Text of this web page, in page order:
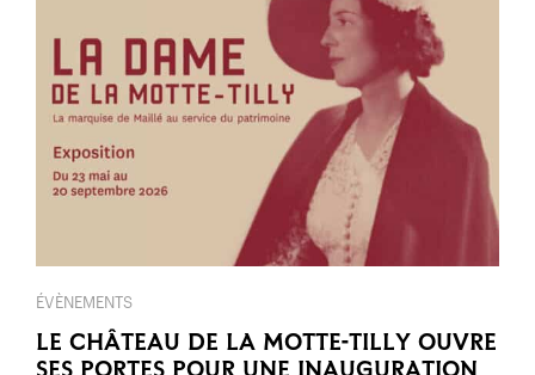
ÉVÈNEMENTS
LE CHÂTEAU DE LA MOTTE-TILLY OUVRE